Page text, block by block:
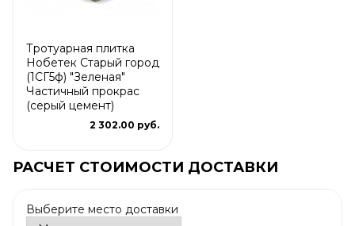
Тротуарная плитка
Нобетек Старый город
(1СГ5ф) "Зеленая"
Частичный прокрас
(серый цемент)
2 302.00 руб.
РАСЧЕТ СТОИМОСТИ ДОСТАВКИ
Выберите место доставки